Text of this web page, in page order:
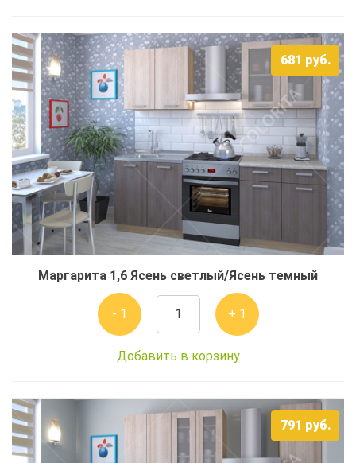
681 руб.
Маргарита 1,6 Ясень светлый/Ясень темный
- 1 + 1
Добавить в корзину
791 руб.